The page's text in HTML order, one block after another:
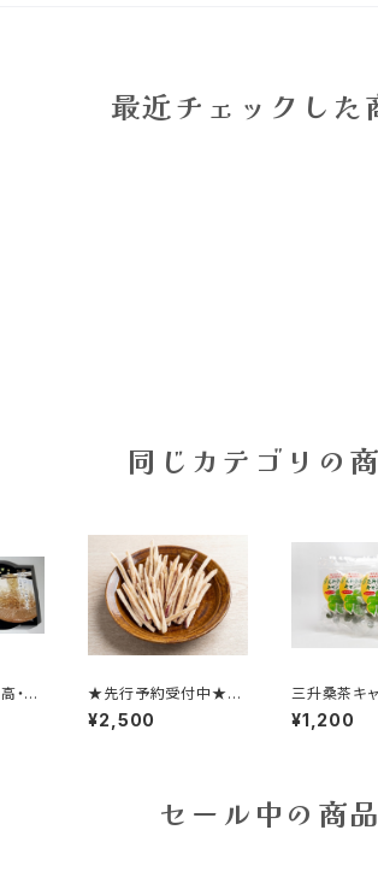
最近チェックした
同じカテゴリの
・
★先行予約受付中★【2
026年産鹿児島県産さ
つまいも100％】手作り
感・お茶菓子・贈り物に
¥2,500
三升桑茶キ
g入✕4袋・ノ
【鹿児島県産
¥1,200
セール中の商品